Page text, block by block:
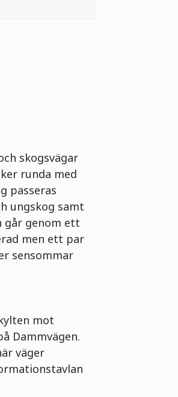
skogsvägar
runda med
passeras
ungskog samt
går genom ett
men ett par
sensommar
mot
Dammvägen.
väger